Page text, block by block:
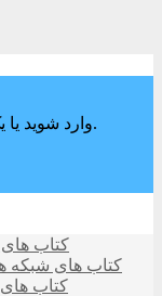
وارد شوید یا یک حساب کاربری جدید ایجاد کنید.
کتاب های
کتاب های شبکه
کتاب